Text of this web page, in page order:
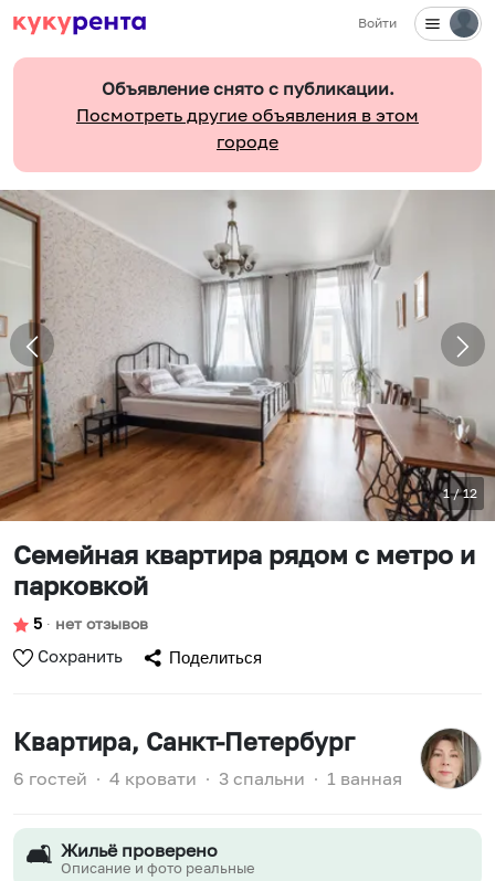
Войти
Объявление снято с публикации.
Посмотреть другие объявления в этом
городе
1/12
Семейная квартира рядом с метро и
парковкой
5 ∙ нет отзывов
Сохранить Поделиться
Квартира, Санкт-Петербург
6 гостей ∙ 4 кровати ∙ 3 спальни ∙ 1 ванная
🛋️ Жильё проверено
Описание и фото реальные